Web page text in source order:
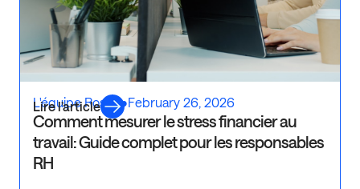
L'équipe Rosaly•February 26, 2026
Comment mesurer le stress financier au
travail: Guide complet pour les responsables
RH
Lire l’article